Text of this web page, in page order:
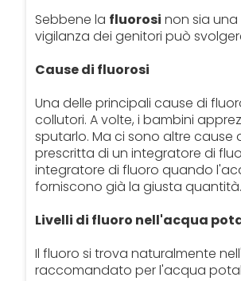
Sebbene la fluorosi non sia
vigilanza dei genitori può
Cause di fluorosi
Una delle principali cause di
collutori. A volte, i bambini
sputarlo. Ma ci sono altre cause
prescritta di un integratore di
integratore di fluoro quando
forniscono già la giusta quantità.
Livelli di fluoro nell'acqua
Il fluoro si trova naturalmente
raccomandato per l'acqua